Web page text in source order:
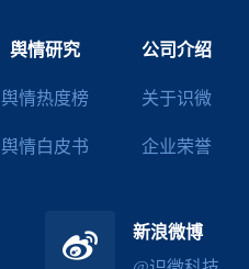
舆情研究
舆情热度榜
舆情白皮书
公司介绍
关于识微
企业荣誉
新浪微博